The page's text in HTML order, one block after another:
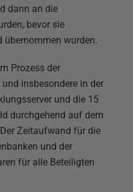
dann an die
bevor sie
übernommen wurden.
Prozess der
insbesondere in der
und die 15
durchgehend auf dem
Zeitaufwand für die
und der
für alle Beteiligten